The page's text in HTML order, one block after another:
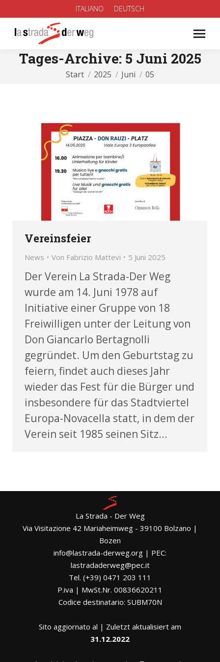
ITALIANO DEUTSCH
Tages-Archive: 5 Juni 2025
Sie befinden sich hier:
Start 2025 Juni 05
Vereinsfeier
News Von Fabrizio Mattevi 5 Juni 2025
Der Verein La Strada-Der Weg
wurde am 14. Juni 1978 auf
Initiative einer Gruppe von 18
Freiwilligen unter der Leitung von
Don Giancarlo Bertagnolli
gegründet. Um den Geburtstag zu
feiern, findet auch dieses Jahr
wieder das Fest für die Bürger und
insbesondere für das Stadtviertel
Europa-Novacella statt, in dem der
Verein seit 1985 seinen Sitz…
La Strada - Der Weg
Via Visitazione 42 Mariaheimweg - 39100 Bolzano |
Bozen
info@lastrada-derweg.org | PEC:
lastradaderweg@pec.it
Tel. (+39) 0471 203 111
P.iva | MwSt.Nr. 00836620211
Codice destinatario: SUBM70N
Sito aggiornato al | Zuletzt aktualisiert am
31.12.2022